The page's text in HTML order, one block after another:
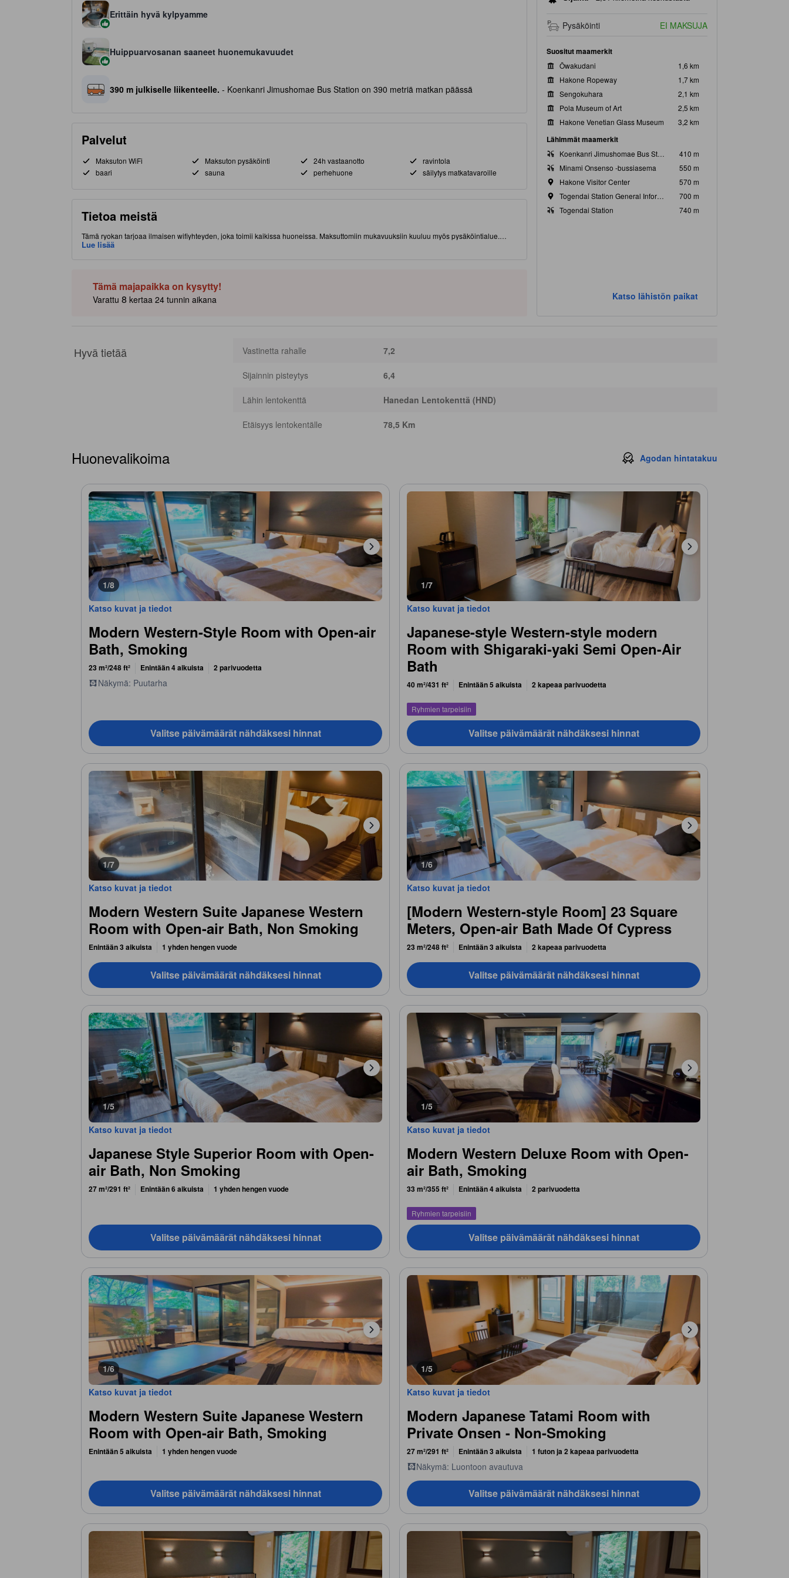
Erittäin hyvä kylpyamme
Huippuarvosanan saaneet huonemukavuudet
390 m julkiselle liikenteelle. - Koenkanri Jimushomae Bus Station on 390 metriä matkan päässä
Palvelut
Maksuton WiFi Maksuton pysäköinti 24h vastaanotto
ravintola
baari
sauna perhehuone säilytys matkatavaroille
Tietoa meistä
Tämä ryokan tarjoaa ilmaisen wifiyhteyden, joka toimii kaikissa huoneissa. Maksuttomiin mukavuuksiin kuuluu myös pysäköintialue.
Majoituspaikka sijaitsee hyvällä paikalla (Lake Ashi, Hakone) lyhyen matkan päässä nähtävyyksistä ja kiinnostavista ruokapaikoista.
Lue lisää
Tämä majapaikka on kysytty!
Varattu 8 kertaa 24 tunnin aikana
Pysäköinti EI MAKSUJA
Suositut maamerkit
Ōwakudani
1,6 km
Hakone Ropeway
1,7 km
Sengokuhara
2,1 km
Pola Museum of Art
2,5 km
Hakone Venetian Glass Museum
3,2 km
Lähimmät maamerkit
Koenkanri Jimushomae Bus Station
410 m
Minami Onsenso -bussiasema
550 m
Hakone Visitor Center
570 m
Togendai Station General Information Center
700 m
Togendai Station
740 m
Katso lähistön paikat
Hyvä tietää Vastinetta rahalle 7,2
Sijainnin pisteytys 6,4
Lähin lentokenttä Hanedan Lentokenttä (HND)
Etäisyys lentokentälle 78,5 Km
Huonevalikoima Agodan hintatakuu
1/8
Katso kuvat ja tiedot
Modern Western-Style Room with Open-air
Bath, Smoking
23 m²/248 ft² Enintään 4 aikuista 2 parivuodetta
Näkymä: Puutarha
Valitse päivämäärät nähdäksesi hinnat
1/7
Katso kuvat ja tiedot
Japanese-style Western-style modern
Room with Shigaraki-yaki Semi Open-Air
Bath
40 m²/431 ft² Enintään 5 aikuista 2 kapeaa parivuodetta
Ryhmien tarpeisiin
Valitse päivämäärät nähdäksesi hinnat
1/7
Katso kuvat ja tiedot
Modern Western Suite Japanese Western
Room with Open-air Bath, Non Smoking
Enintään 3 aikuista 1 yhden hengen vuode
Valitse päivämäärät nähdäksesi hinnat
1/6
Katso kuvat ja tiedot
[Modern Western-style Room] 23 Square
Meters, Open-air Bath Made Of Cypress
23 m²/248 ft² Enintään 3 aikuista 2 kapeaa parivuodetta
Valitse päivämäärät nähdäksesi hinnat
1/5
Katso kuvat ja tiedot
Japanese Style Superior Room with Open-
air Bath, Non Smoking
27 m²/291 ft² Enintään 6 aikuista 1 yhden hengen vuode
Valitse päivämäärät nähdäksesi hinnat
1/5
Katso kuvat ja tiedot
Modern Western Deluxe Room with Open-
air Bath, Smoking
33 m²/355 ft² Enintään 4 aikuista 2 parivuodetta
Ryhmien tarpeisiin
Valitse päivämäärät nähdäksesi hinnat
1/6
Katso kuvat ja tiedot
Modern Western Suite Japanese Western
Room with Open-air Bath, Smoking
Enintään 5 aikuista 1 yhden hengen vuode
Valitse päivämäärät nähdäksesi hinnat
1/5
Katso kuvat ja tiedot
Modern Japanese Tatami Room with
Private Onsen - Non-Smoking
27 m²/291 ft² Enintään 3 aikuista 1 futon ja 2 kapeaa parivuodetta
Näkymä: Luontoon avautuva
Valitse päivämäärät nähdäksesi hinnat